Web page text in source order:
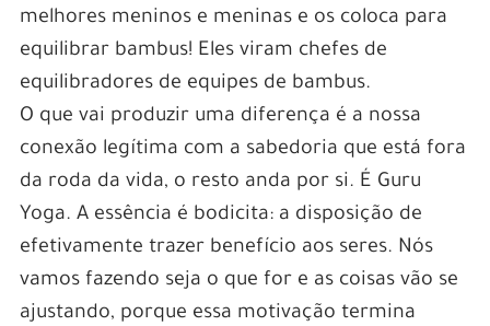
melhores meninos e meninas e os coloca para
equilibrar bambus! Eles viram chefes de
equilibradores de equipes de bambus.
O que vai produzir uma diferença é a nossa
conexão legítima com a sabedoria que está fora
da roda da vida, o resto anda por si. É Guru
Yoga. A essência é bodicita: a disposição de
efetivamente trazer benefício aos seres. Nós
vamos fazendo seja o que for e as coisas vão se
ajustando, porque essa motivação termina